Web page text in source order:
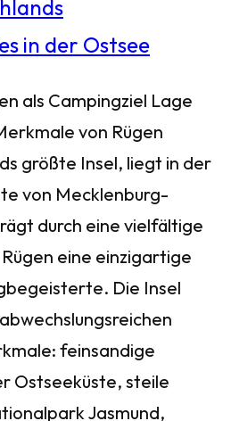
als Campingziel Lage
von Rügen
größte Insel, liegt in der
von Mecklenburg-
durch eine vielfältige
eine einzigartige
Die Insel
feinsandige
Ostseeküste, steile
Jasmund,